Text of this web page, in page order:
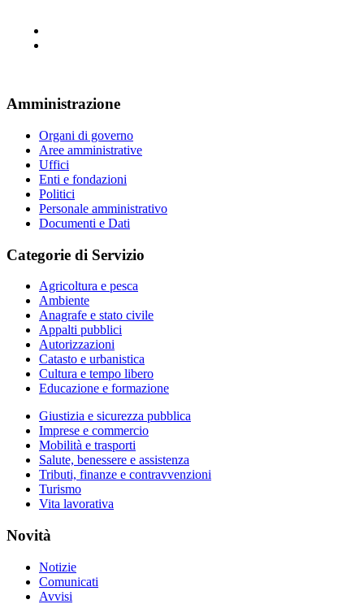
Amministrazione
Organi di governo
Aree amministrative
Uffici
Enti e fondazioni
Politici
Personale amministrativo
Documenti e Dati
Categorie di Servizio
Agricoltura e pesca
Ambiente
Anagrafe e stato civile
Appalti pubblici
Autorizzazioni
Catasto e urbanistica
Cultura e tempo libero
Educazione e formazione
Giustizia e sicurezza pubblica
Imprese e commercio
Mobilità e trasporti
Salute, benessere e assistenza
Tributi, finanze e contravvenzioni
Turismo
Vita lavorativa
Novità
Notizie
Comunicati
Avvisi